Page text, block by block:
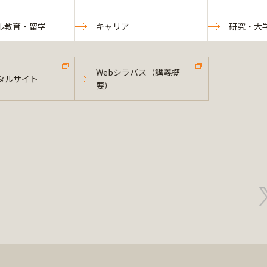
教育・留学 キャリア 研究・大
ルサイト
Webシラバス（講義概
要）